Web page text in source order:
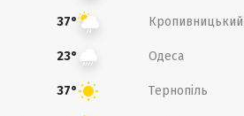
37° Кропивницький
23° Одеса
37° Тернопіль